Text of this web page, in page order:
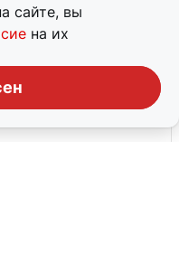
сайте, вы
на их
с каждой
1 500 ₽ на
от 50